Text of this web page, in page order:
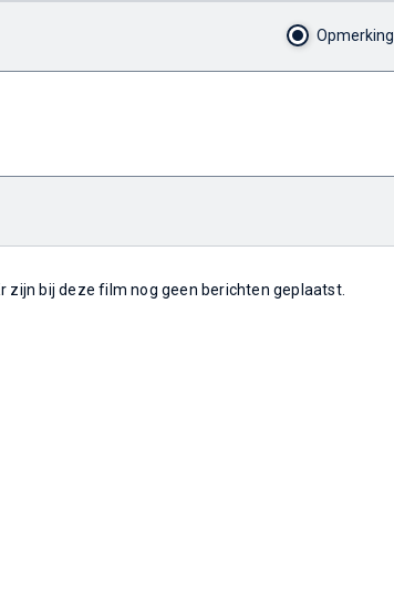
Opmerking
zijn bij deze film nog geen berichten geplaatst.